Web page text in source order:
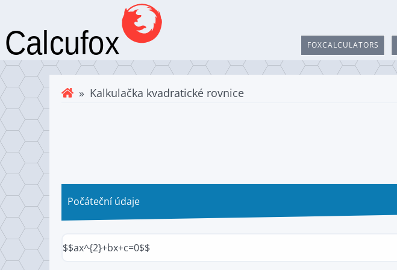
FOXCALCULATORS
» Kalkulačka kvadratické rovnice
Počáteční údaje
$$ax^{2}+bx+c=0$$